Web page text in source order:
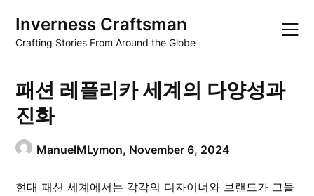
content
Inverness Craftsman
Crafting Stories From Around the Globe
패션 레플리카 세계의 다양성과
진화
ManuelMLymon, November 6, 2024
현대 패션 세계에서는 각각의 디자이너와 브랜드가 그들